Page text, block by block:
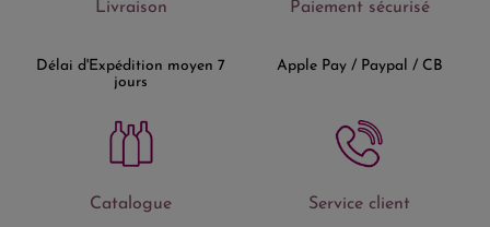
Livraison
Délai d'Expédition moyen 7
jours
Paiement sécurisé
Apple Pay / Paypal / CB
Catalogue Service client